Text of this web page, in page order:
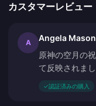
カスタマーレビュー
A Angela Mason
原神の空月の
て反映されま
✓認証済みの購入